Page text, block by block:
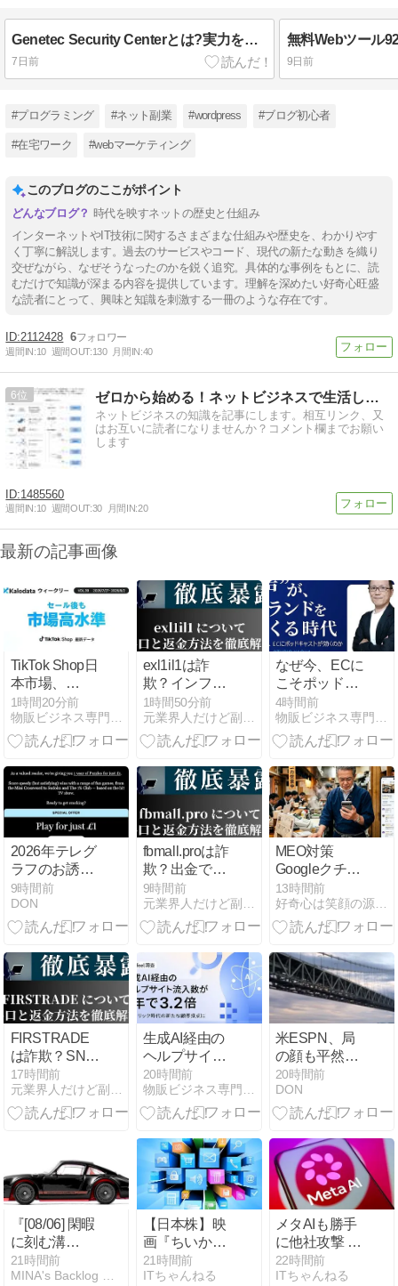
Genetec Security Centerとは?実力を解説
7日前 9日前
#プログラミング #ネット副業 #wordpress #ブログ初心者
#在宅ワーク #webマーケティング
このブログのここがポイント
時代を映すネットの歴史と仕組み
インターネットやIT技術に関するさまざまな仕組みや歴史を、わかりやす
く丁寧に解説します。過去のサービスやコード、現代の新たな動きを織り
交ぜながら、なぜそうなったのかを鋭く追究。具体的な事例をもとに、読
むだけで知識が深まる内容を提供しています。理解を深めたい好奇心旺盛
な読者にとって、興味と知識を刺激する一冊のような存在です。
2112428 6
週間IN:10 週間OUT:130 月間IN:40
6 ゼロから始める！ネットビジネスで生活しよう！
ネットビジネスの知識を記事にします。相互リンク、又
はお互いに読者になりませんか？コメント欄までお願い
します
1485560
週間IN:10 週間OUT:30 月間IN:20
最新の記事画像
TikTok Shop日
本市場、
GMV26.76億
円で推移 食品
カテゴリーが
に急成長
1時間20分前
exl1il1は詐
欺？インフル
エンサー案件
の闇を元業者
が暴露！出金
手口と評判
1時間50分前
なぜ今、ECに
こそポッドキ
ャストが効く
のか〜“声”が
ブランドをつ
4時間前
2026年テレグ
ラフのお誘い
299回目
9時間前
DON
fbmall.proは詐
欺？出金でき
ないと評判の
ECサイト運営
の実態と被害
9時間前
MEO対策
Googleクチコ
ミ集客の教科
書 ビジネス書
13時間前
FIRSTRADE
は詐欺？SNS
で話題の投資
案件の闇を元
業者が暴露！
17時間前
元業界人だけど副業商材のこと全部暴露します｜
生成AI経由の
ヘルプサイト
流入が1年で
3.2倍に増加、
Helpfeelが137
結果を発表
20時間前
物販ビジネス専門メディア 「コマースピック」
米ESPN、局
の顔も平然と
クビに
20時間前
DON
『[08/06] 閑暇
に刻む溝
（MINA）』
21時間前
MINA's Backlog 暇つぶしに解析する異国のツール
【日本株】映
画『ちいか
わ』が大ヒッ
ト中の東宝
21時間前
ITちゃんねる
メタAIも勝手
に他社攻撃 暴
走リスクに警
戒
22時間前
ITちゃんねる